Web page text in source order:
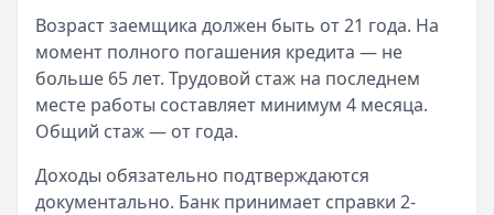
Возраст заемщика должен быть от 21 года. На
момент полного погашения кредита — не
больше 65 лет. Трудовой стаж на последнем
месте работы составляет минимум 4 месяца.
Общий стаж — от года.
Доходы обязательно подтверждаются
документально. Банк принимает справки 2-